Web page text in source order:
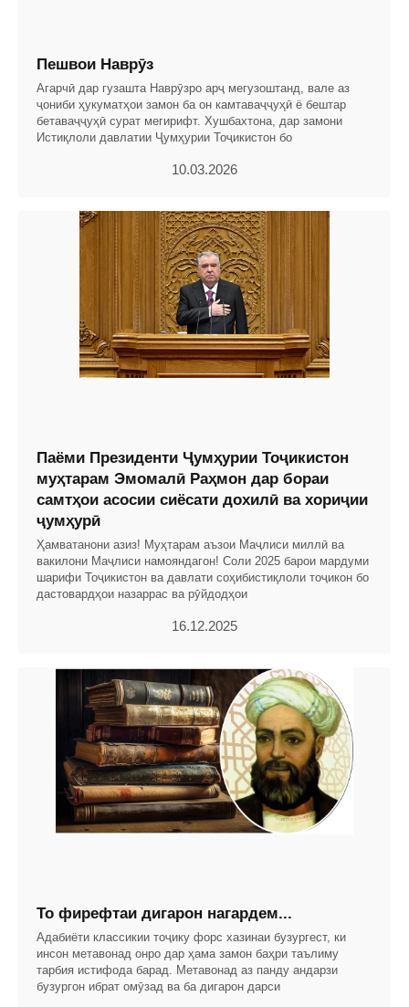
Пешвои Наврӯз
Агарчӣ дар гузашта Наврӯзро арҷ мегузоштанд, вале аз
ҷониби ҳукуматҳои замон ба он камтаваҷҷуҳӣ ё бештар
бетаваҷҷуҳӣ сурат мегирифт. Хушбахтона, дар замони
Истиқлоли давлатии Ҷумҳурии Тоҷикистон бо
10.03.2026
Паёми Президенти Ҷумҳурии Тоҷикистон
муҳтарам Эмомалӣ Раҳмон дар бораи
самтҳои асосии сиёсати дохилӣ ва хориҷии
ҷумҳурӣ
Ҳамватанони азиз! Муҳтарам аъзои Маҷлиси миллӣ ва
вакилони Маҷлиси намояндагон! Соли 2025 барои мардуми
шарифи Тоҷикистон ва давлати соҳибистиқлоли тоҷикон бо
дастовардҳои назаррас ва рӯйдодҳои
16.12.2025
То фирефтаи дигарон нагардем...
Адабиёти классикии тоҷику форс хазинаи бузургест, ки
инсон метавонад онро дар ҳама замон баҳри таълиму
тарбия истифода барад. Метавонад аз панду андарзи
бузургон ибрат омӯзад ва ба дигарон дарси